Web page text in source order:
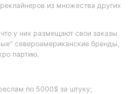
из множества других
у них размещают свои заказы
североамериканские бренды,
партию.
по 5000$ за штуку;